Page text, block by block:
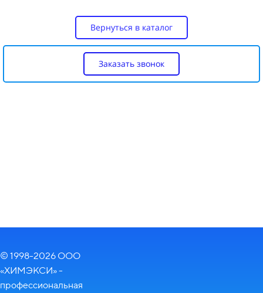
Вернуться в каталог
Заказать звонок
© 1998-2026 ООО
«ХИМЭКСИ» -
профессиональная